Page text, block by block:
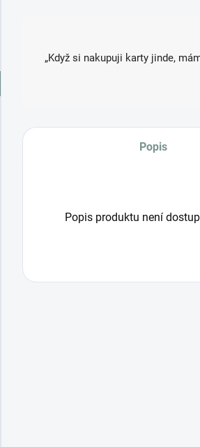
„Když si nakupuji karty jinde,
Popis
Popis produktu není